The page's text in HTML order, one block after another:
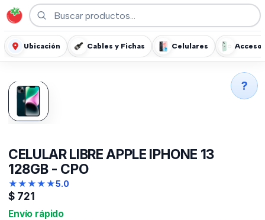
Ubicación Cables y Fichas Celulares
CELULAR LIBRE APPLE IPHONE 13
128GB - CPO
★★★★★5.0
$ 721
Envío rápido
?